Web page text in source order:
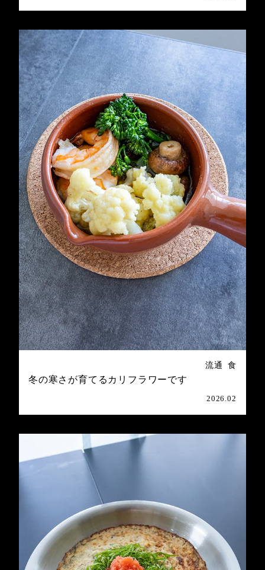
流通 食
冬の寒さが育てるカリフラワーです
2026.02